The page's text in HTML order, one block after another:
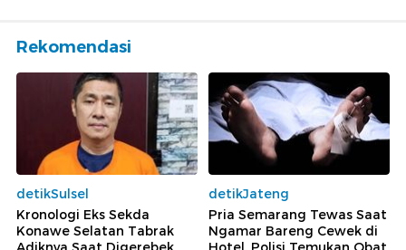
Rekomendasi
detikSulsel
Kronologi Eks Sekda
Konawe Selatan Tabrak
detikJateng
Pria Semarang Tewas Saat
Ngamar Bareng Cewek di